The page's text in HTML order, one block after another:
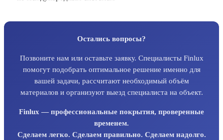
Остались вопросы?
Позвоните нам или оставьте заявку. Специалисты Finlux
помогут подобрать оптимальное решение именно для
вашей задачи, рассчитают необходимый объём
материалов и организуют выезд специалиста на объект.
Finlux — профессиональные покрытия, проверенные
временем.
Сделаем легко. Сделаем правильно. Сделаем надолго.